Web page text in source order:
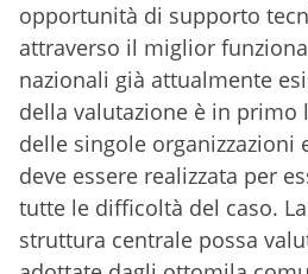
opportunità di supporto
attraverso il miglior
nazionali già attualmente
della valutazione è in primo
delle singole organizzazioni
deve essere realizzata per
tutte le difficoltà del caso.
struttura centrale possa